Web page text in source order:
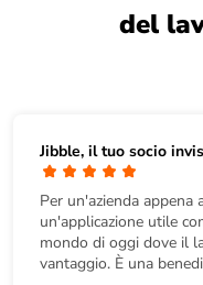
del
Jibble, il tuo socio
Per un'azienda appena
un'applicazione utile
mondo di oggi dove il
vantaggio. È una